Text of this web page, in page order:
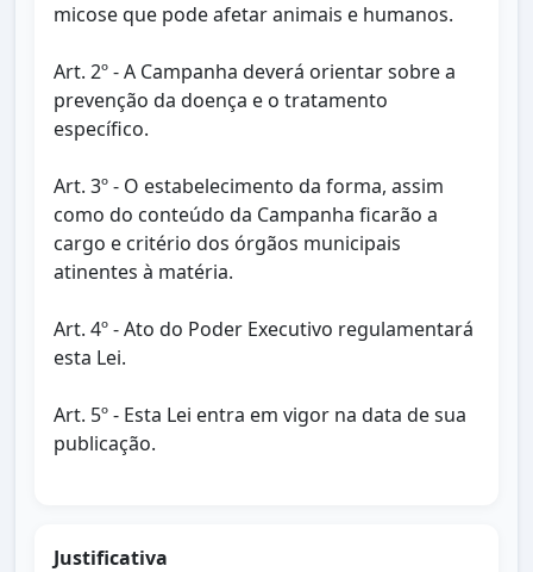
micose que pode afetar animais e humanos.
Art. 2º - A Campanha deverá orientar sobre a
prevenção da doença e o tratamento
específico.
Art. 3º - O estabelecimento da forma, assim
como do conteúdo da Campanha ficarão a
cargo e critério dos órgãos municipais
atinentes à matéria.
Art. 4º - Ato do Poder Executivo regulamentará
esta Lei.
Art. 5º - Esta Lei entra em vigor na data de sua
publicação.
Justificativa